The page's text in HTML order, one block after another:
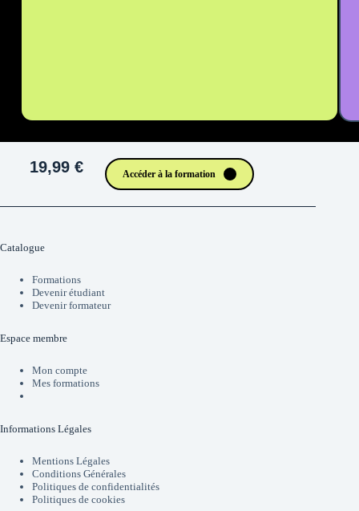
19,99 € Accéder à la formation
Catalogue
Formations
Devenir étudiant
Devenir formateur
Espace membre
Mon compte
Mes formations
Informations Légales
Mentions Légales
Conditions Générales
Politiques de confidentialités
Politiques de cookies